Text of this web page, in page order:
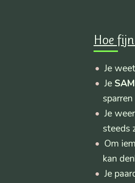
Hoe
Je
Je
sparren
Je
steeds
Om
kan
Je